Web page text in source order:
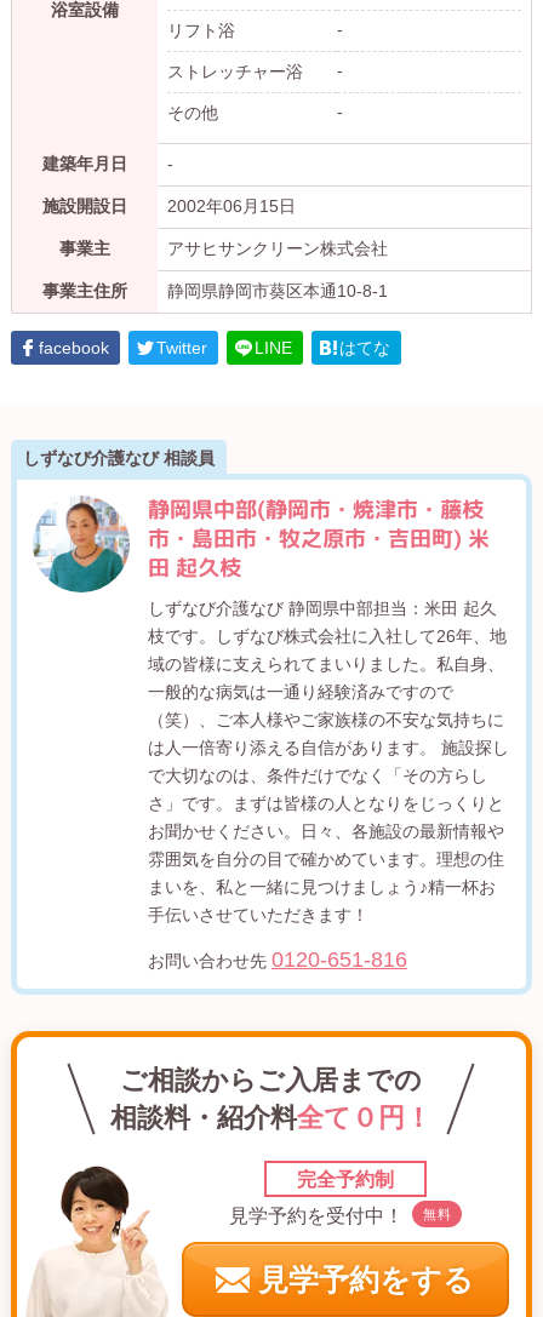
浴室設備
リフト浴
-
ストレッチャー浴 -
その他 -
建築年月日 -
施設開設日 2002年06月15日
事業主 アサヒサンクリーン株式会社
事業主住所 静岡県静岡市葵区本通10-8-1
facebook Twitter LINE はてな
しずなび介護なび 相談員
静岡県中部(静岡市・焼津市・藤枝
市・島田市・牧之原市・吉田町) 米
田 起久枝
しずなび介護なび 静岡県中部担当：米田 起久
枝です。しずなび株式会社に入社して26年、地
域の皆様に支えられてまいりました。私自身、
一般的な病気は一通り経験済みですので
（笑）、ご本人様やご家族様の不安な気持ちに
は人一倍寄り添える自信があります。 施設探し
で大切なのは、条件だけでなく「その方らし
さ」です。まずは皆様の人となりをじっくりと
お聞かせください。日々、各施設の最新情報や
雰囲気を自分の目で確かめています。理想の住
まいを、私と一緒に見つけましょう♪精一杯お
手伝いさせていただきます！
お問い合わせ先 0120-651-816
ご相談からご入居までの
相談料・紹介料全て０円！
完全予約制
見学予約を受付中！
無料
見学予約をする